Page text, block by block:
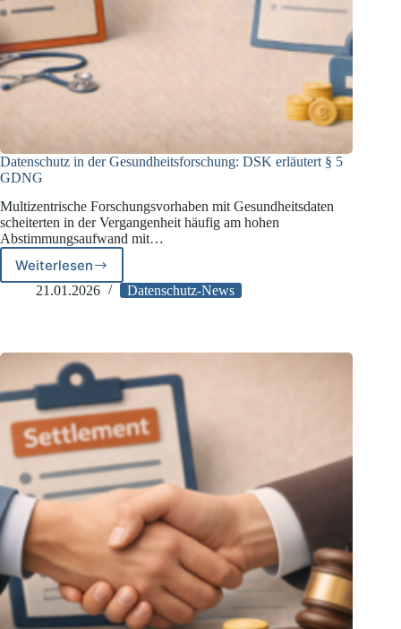
Datenschutz in der Gesundheitsforschung: DSK erläutert § 5
GDNG
Multizentrische Forschungsvorhaben mit Gesundheitsdaten
scheiterten in der Vergangenheit häufig am hohen
Abstimmungsaufwand mit…
WeiterlesenDatenschutz
in
erläutert
§
GDNG
21.01.2026 Datenschutz-News